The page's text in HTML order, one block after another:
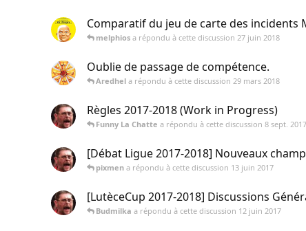
Comparatif du jeu de carte des incidents
melphios a répondu à cette discussion 27 juin 2018
Oublie de passage de compétence.
Aredhel a répondu à cette discussion 29 mars 2018
Règles 2017-2018 (Work in Progress)
Funny La Chatte a répondu à cette discussion 8 sept. 2017
[Débat Ligue 2017-2018] Nouveaux
pixmen a répondu à cette discussion 13 juin 2017
[LutèceCup 2017-2018] Discussions
Budmilka a répondu à cette discussion 12 juin 2017